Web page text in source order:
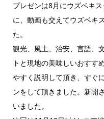
プレゼンは8月にウズベキ
に、動画も交えてウズベキ
た。
観光、風土、治安、言語、
トと現地の美味しいおすす
やすく説明して頂き、すぐ
ンをして頂きました。新開
いました。